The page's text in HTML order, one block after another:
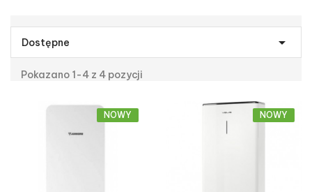
Dostępne 
Pokazano 1-4 z 4 pozycji
NOWY NOWY